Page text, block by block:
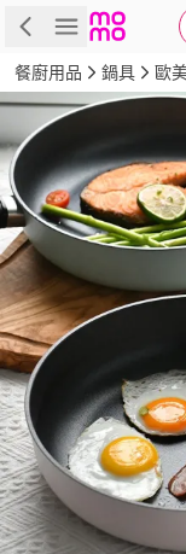
商品
餐廚用品 鍋具 歐